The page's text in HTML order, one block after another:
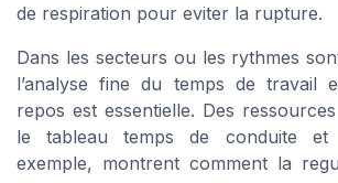
de respiration pour eviter la rupture.
Dans les secteurs ou les rythmes
l’analyse fine du temps de travail
repos est essentielle. Des
le tableau temps de conduite
exemple, montrent comment la